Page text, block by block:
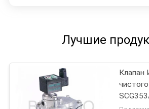
Лучшие
Клапан